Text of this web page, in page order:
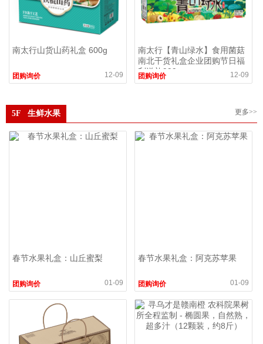
南太行山货山药礼盒 600g
团购询价 12-09
南太行【青山绿水】食用菌菇
南北干货礼盒企业团购节日福
利送礼999g
团购询价 12-09
5F 生鲜水果 更多>>
春节水果礼盒：山丘蜜梨
团购询价 01-09
春节水果礼盒：阿克苏苹果
团购询价 01-09